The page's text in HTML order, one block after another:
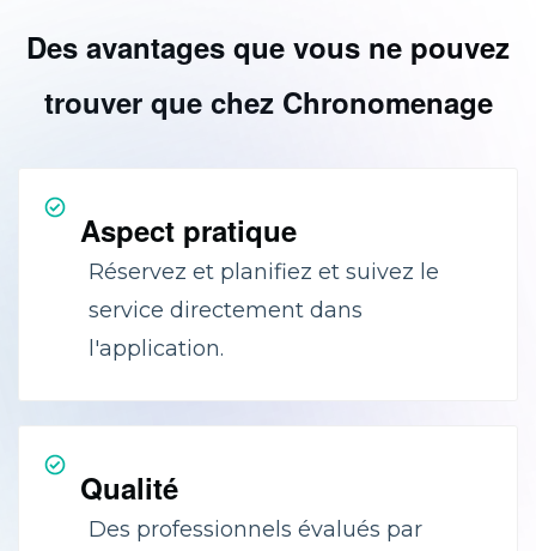
Des avantages que vous ne pouvez
trouver que chez Chronomenage
Aspect pratique
Réservez et planifiez et suivez le
service directement dans
l'application.
Qualité
Des professionnels évalués par